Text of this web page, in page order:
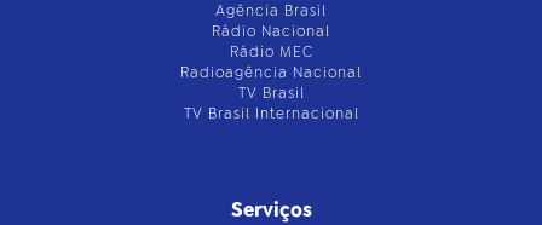
Agência Brasil
Rádio Nacional
Rádio MEC
Radioagência Nacional
TV Brasil
TV Brasil Internacional
Serviços